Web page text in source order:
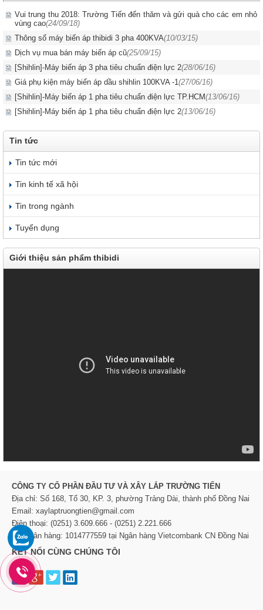
Vui trung thu 2018: Trường Tiến đến thăm và gửi quà cho các em nhỏ
vùng cao(24/09/18)
Thông số máy biến áp thibidi 3 pha 400KVA(10/03/15)
Dịch vụ mua bán máy biến áp cũ(25/09/15)
[Shihlin]-Máy biến áp 3 pha tiêu chuẩn điện lực 2(28/06/16)
Giá phụ kiện máy biến áp dầu shihlin 100KVA -1 (27/06/16)
[Shihlin]-Máy biến áp 1 pha tiêu chuẩn điện lực TP.HCM(13/06/16)
[Shihlin]-Máy biến áp 1 pha tiêu chuẩn điện lực 2(13/06/16)
Tin tức
Tin tức mới
Tin kinh tế xã hội
Tin trong ngành
Tuyển dụng
Giới thiệu sản phẩm thibidi
CÔNG TY CỔ PHẦN ĐẦU TƯ VÀ XÂY LẮP TRƯỜNG TIẾN
Địa chỉ: Số 168, Tổ 30, KP. 3, phường Trảng Dài, thành phố Đồng Nai
Email: xaylaptruongtien@gmail.com
Điện thoại: (0251) 3.609.666 - (0251) 2.221.666
TK Ngân hàng: 1014777559 tại Ngân hàng Vietcombank CN Đồng Nai
KẾT NỐI CÙNG CHÚNG TÔI